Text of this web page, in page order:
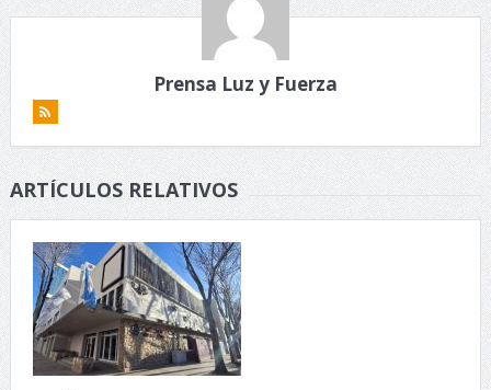
Prensa Luz y Fuerza
ARTÍCULOS RELATIVOS